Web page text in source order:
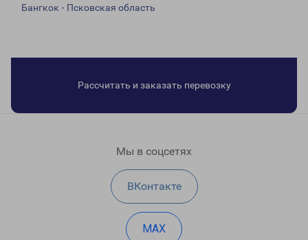
Бангкок - Псковская область
Рассчитать и заказать перевозку
Мы в соцсетях
ВКонтакте
MAX